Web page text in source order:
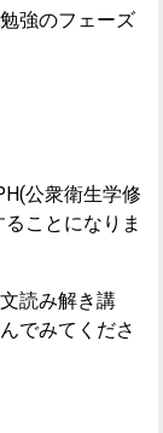
強のフェーズ
公衆衛生学修
ことになりま
読み解き講
でみてくださ